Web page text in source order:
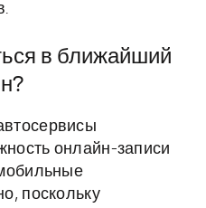
в ближайший
онлайн-записи
поскольку